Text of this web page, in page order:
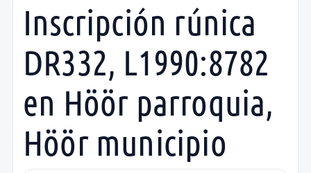
Inscripción rúnica
DR332, L1990:8782
en Höör parroquia,
Höör municipio